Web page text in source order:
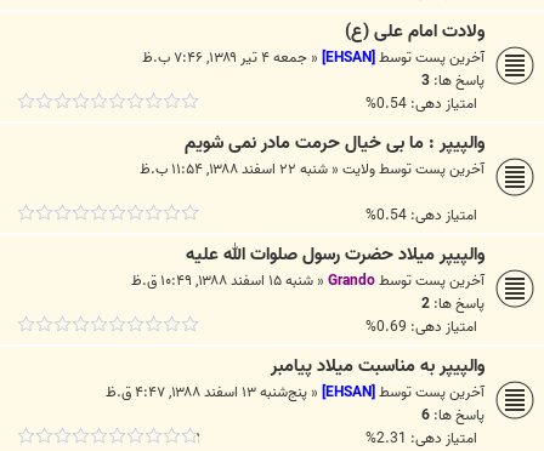
ولادت امام علی (ع)
آخرین پست توسط[EHSAN]
« جمعه ۴ تیر ۱۳۸۹, ۷:۴۶ ب.ظ
پاسخ ها: 3
امتیاز دهی: 0.54%
والپیپر : ما بی خیال حرمت مادر نمی شویم
آخرین پست توسطولایت« شنبه ۲۲ اسفند ۱۳۸۸, ۱۱:۵۴ ب.ظ
امتیاز دهی: 0.54%
والپیپر میلاد حضرت رسول صلوات الله علیه
آخرین پست توسطGrando
« شنبه ۱۵ اسفند ۱۳۸۸, ۱۰:۴۹ ق.ظ
پاسخ ها: 2
امتیاز دهی: 0.69%
والپیپر به مناسبت میلاد پیامبر
آخرین پست توسط[EHSAN]
« پنج‌شنبه ۱۳ اسفند ۱۳۸۸, ۴:۴۷ ق.ظ
پاسخ ها: 6
امتیاز دهی: 2.31%